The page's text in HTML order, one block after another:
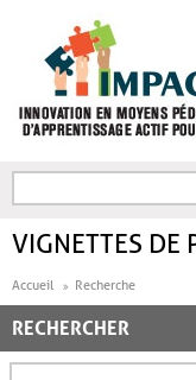
FORMULAIRE DE
VIGNETTES DE
Accueil Recherche
RECHERCHER